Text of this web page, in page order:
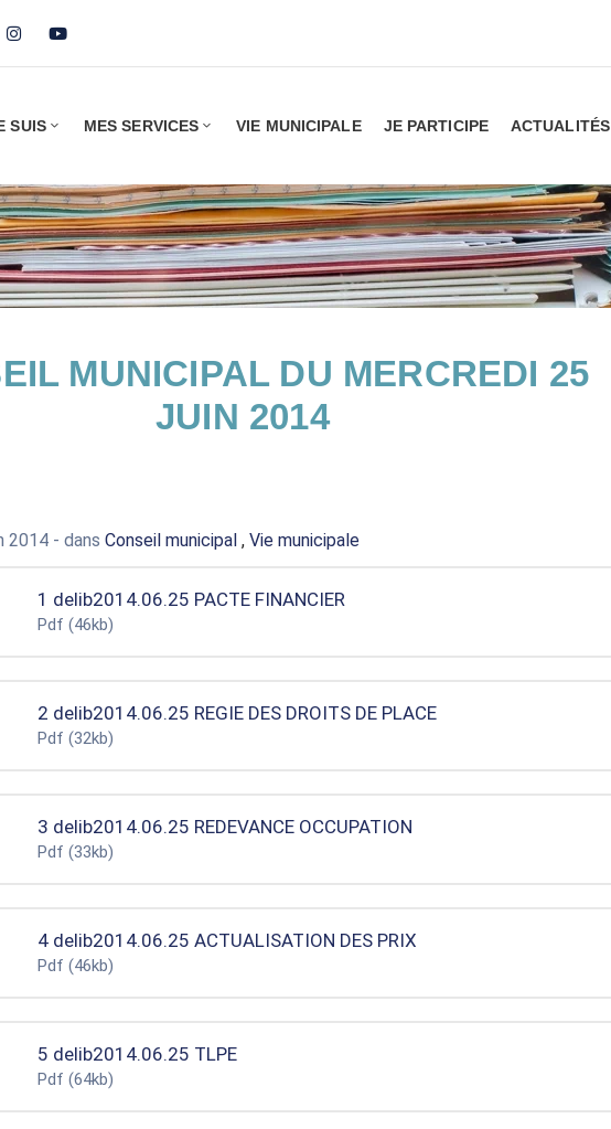
SUIS MES SERVICES VIE MUNICIPALE JE PARTICIPE ACTUALITÉS
MUNICIPAL DU MERCREDI 25
JUIN 2014
2014 - dans Conseil municipal , Vie municipale
1 delib2014.06.25 PACTE FINANCIER
Pdf (46kb)
2 delib2014.06.25 REGIE DES DROITS DE PLACE
Pdf (32kb)
3 delib2014.06.25 REDEVANCE OCCUPATION
Pdf (33kb)
4 delib2014.06.25 ACTUALISATION DES PRIX
Pdf (46kb)
5 delib2014.06.25 TLPE
Pdf (64kb)